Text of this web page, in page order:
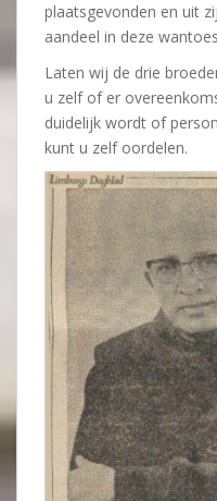
plaatsgevonden en uit
aandeel in deze
Laten wij de drie
u zelf of er
duidelijk wordt of
kunt u zelf oordelen.